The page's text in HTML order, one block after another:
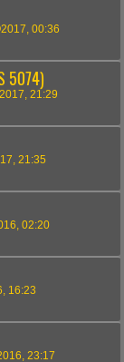
00:36
5074)
21:29
21:35
02:20
16:23
23:17